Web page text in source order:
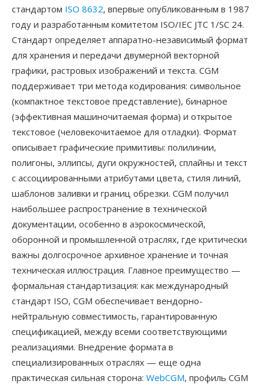
стандартом ISO 8632, впервые опубликованным в 1987
году и разработанным комитетом ISO/IEC JTC 1/SC 24.
Стандарт определяет аппаратно-независимый формат
для хранения и передачи двумерной векторной
графики, растровых изображений и текста. CGM
поддерживает три метода кодирования: символьное
(компактное текстовое представление), бинарное
(эффективная машиночитаемая форма) и открытое
текстовое (человекочитаемое для отладки). Формат
описывает графические примитивы: полилинии,
полигоны, эллипсы, дуги окружностей, сплайны и текст
с ассоциированными атрибутами цвета, стиля линий,
шаблонов заливки и границ обрезки. CGM получил
наибольшее распространение в технической
документации, особенно в аэрокосмической,
оборонной и промышленной отраслях, где критически
важны долгосрочное архивное хранение и точная
техническая иллюстрация. Главное преимущество —
формальная стандартизация: как международный
стандарт ISO, CGM обеспечивает вендорно-
нейтральную совместимость, гарантированную
спецификацией, между всеми соответствующими
реализациями. Внедрение формата в
специализированных отраслях — еще одна
практическая сильная сторона: WebCGM, профиль CGM